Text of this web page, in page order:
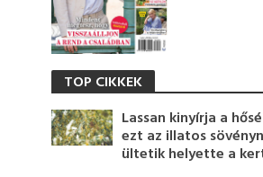
TOP CIKKEK
Lassan kinyírja a
ezt az illatos
ültetik helyette a